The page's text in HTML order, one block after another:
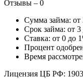
Отзывы – 0
Сумма займа: от
Срок займа: от 3
Ставка: от 0 до
Процент
Время
Лицензия ЦБ РФ: